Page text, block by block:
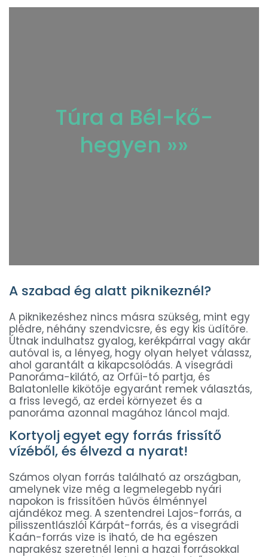
Túra a Bél-kő-
hegyen »»
A szabad ég alatt piknikeznél?
A piknikezéshez nincs másra szükség, mint egy
plédre, néhány szendvicsre, és egy kis üdítőre.
Útnak indulhatsz gyalog, kerékpárral vagy akár
autóval is, a lényeg, hogy olyan helyet válassz,
ahol garantált a kikapcsolódás. A visegrádi
Panoráma-kilátó, az Orfűi-tó partja, és
Balatonlelle kikötője egyaránt remek választás,
a friss levegő, az erdei környezet és a
panoráma azonnal magához láncol majd.
Kortyolj egyet egy forrás frissítő
vízéből, és élvezd a nyarat!
Számos olyan forrás található az országban,
amelynek vize még a legmelegebb nyári
napokon is frissítően hűvös élménnyel
ajándékoz meg. A szentendrei Lajos-forrás, a
pilisszentlászlói Kárpát-forrás, és a visegrádi
Kaán-forrás vize is iható, de ha egészen
naprakész szeretnél lenni a hazai forrásokkal